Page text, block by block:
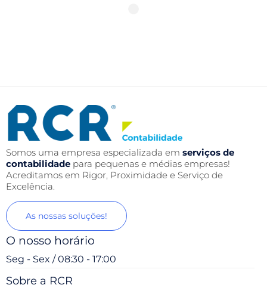
Somos uma empresa especializada em serviços de
contabilidade para pequenas e médias empresas!
Acreditamos em Rigor, Proximidade e Serviço de
Excelência.
As nossas soluções!
O nosso horário
Seg - Sex / 08:30 - 17:00
Sobre a RCR